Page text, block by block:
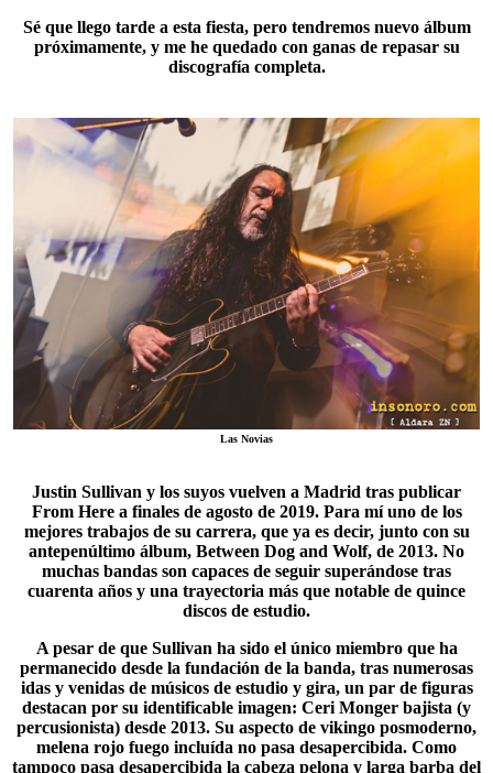
Sé que llego tarde a esta fiesta, pero tendremos nuevo álbum
próximamente, y me he quedado con ganas de repasar su
discografía completa.
Las Novias
Justin Sullivan y los suyos vuelven a Madrid tras publicar
From Herea finales de agosto de 2019. Para mí uno de los
mejores trabajos de su carrera, que ya es decir, junto con su
antepenúltimo álbum, Between Dog and Wolf, de 2013. No
muchas bandas son capaces de seguir superándose tras
cuarenta años y una trayectoria más que notable de quince
discos de estudio.
A pesar de que Sullivan ha sido el único miembro que ha
permanecido desde la fundación de la banda, tras numerosas
idas y venidas de músicos de estudio y gira, un par de figuras
destacan por su identificable imagen: Ceri Monger bajista (y
percusionista) desde 2013. Su aspecto de vikingo posmoderno,
melena rojo fuego incluída no pasa desapercibida. Como
tampoco pasa desapercibida la cabeza pelona y larga barba del